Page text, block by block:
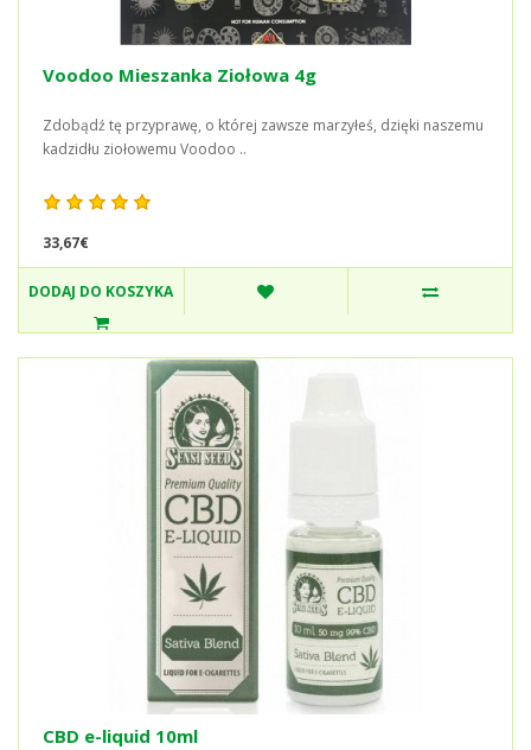
Voodoo Mieszanka Ziołowa 4g
Zdobądź tę przyprawę, o której zawsze marzyłeś, dzięki naszemu
kadzidłu ziołowemu Voodoo ..
33,67€
DODAJ DO KOSZYKA
CBD e-liquid 10ml